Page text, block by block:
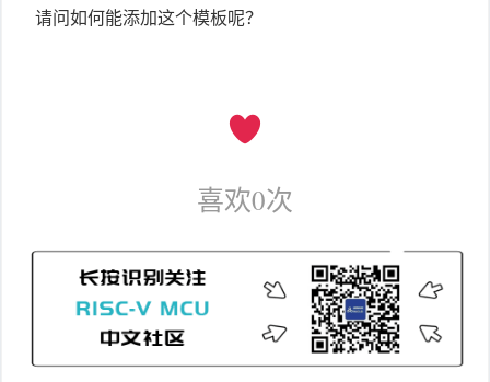
请问如何能添加这个模板呢？
喜欢0次